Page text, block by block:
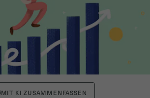
MIT KI ZUSAMMENFASSEN